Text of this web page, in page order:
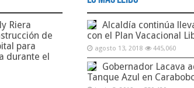
Riera
de
para
durante el
Alcaldía continúa
con el Plan Vacacional
agosto 13, 2018 445,060
Gobernador Lacava
Tanque Azul en